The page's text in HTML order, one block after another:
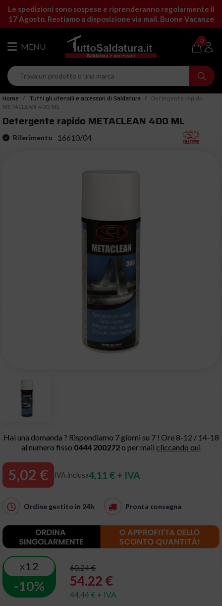
Le spedizioni sono sospese e riprenderanno regolarmente il
17 Agosto. Restiamo a disposizione via mail. Buone Vacanze
0
Home Tutti gli utensili e accessori di Saldatura
Detergente rapido
METACLEAN 400 ML
Detergente rapido METACLEAN 400 ML
Riferimento 16610/04
Hai una domanda ? Rispondiamo 7 giorni su 7 ! Ore 8-12 / 14-18
al numero fisso 0444 200272 o per mail cliccando qui
5,02 € IVA inclusa4,11 € + IVA
Ordine gestito in 24h Pronta consegna
X12
-10%
60.24 €
54.22 €
44.44 € + IVA